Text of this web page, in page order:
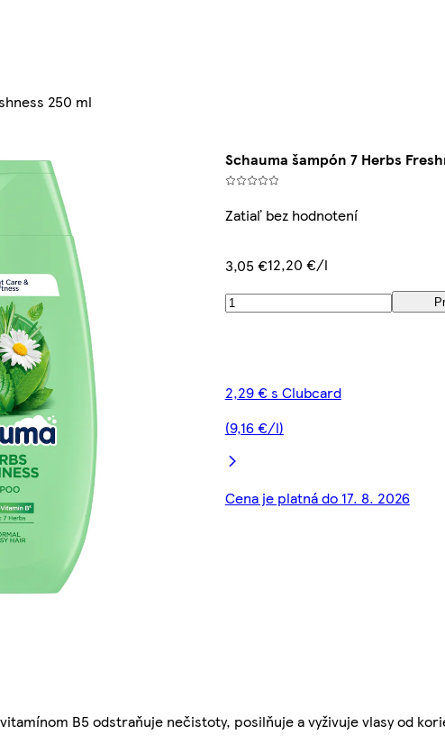
250 ml
Schauma šampón 7 Herbs
Zatiaľ bez hodnotení
3,05 €12,20 €/l
2,29 € s Clubcard
(9,16 €/l)
Cena je platná do 17. 8. 2026
B5 odstraňuje nečistoty, posilňuje a vyživuje vlasy od